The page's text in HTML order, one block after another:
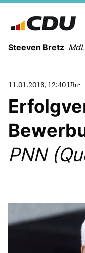
Steeven Bretz MdL
11.01.2018, 12:40 Uhr
PNN